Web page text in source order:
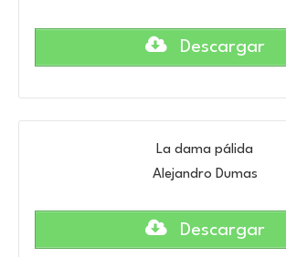
Descargar
La dama pálida
Alejandro Dumas
Descargar